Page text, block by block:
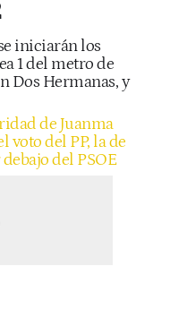
iniciarán los
1 del metro de
Dos Hermanas, y
de Juanma
voto del PP, la de
del PSOE